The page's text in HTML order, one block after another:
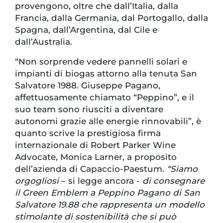
provengono, oltre che dall’Italia, dalla
Francia, dalla Germania, dal Portogallo, dalla
Spagna, dall’Argentina, dal Cile e
dall’Australia.
“Non sorprende vedere pannelli solari e
impianti di biogas attorno alla tenuta San
Salvatore 1988. Giuseppe Pagano,
affettuosamente chiamato “Peppino”, e il
suo team sono riusciti a diventare
autonomi grazie alle energie rinnovabili”, è
quanto scrive la prestigiosa firma
internazionale di Robert Parker Wine
Advocate, Monica Larner, a proposito
dell’azienda di Capaccio-Paestum. “Siamo
orgogliosi– si legge ancora - di consegnare
il Green Emblem a Peppino Pagano di San
Salvatore 19.88 che rappresenta un modello
stimolante di sostenibilità che si può